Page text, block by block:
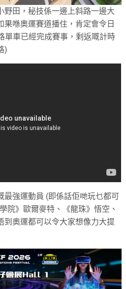
野田，秘技係一邊上斜路一邊大
果喺奧運賽道播住，肯定會令日
單車已經完成賽事，剩返嘅計時
)
最強運動員 (即係話佢哋玩乜都可
院》歐爾麥特、《龍珠》悟空、
到奧運都可以令大家想像力大提